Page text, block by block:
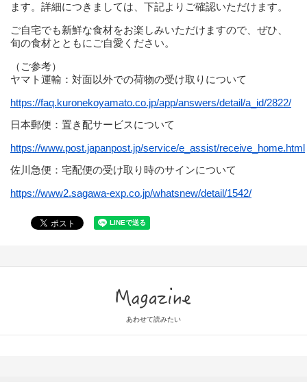
ます。詳細につきましては、下記よりご確認いただけます。
ご自宅でも新鮮な食材をお楽しみいただけますので、ぜひ、
旬の食材とともにご自愛ください。
（ご参考）
ヤマト運輸：対面以外での荷物の受け取りについて
https://faq.kuronekoyamato.co.jp/app/answers/detail/a_id/2822/
日本郵便：置き配サービスについて
https://www.post.japanpost.jp/service/e_assist/receive_home.html
佐川急便：宅配便の受け取り時のサインについて
https://www2.sagawa-exp.co.jp/whatsnew/detail/1542/
あわせて読みたい